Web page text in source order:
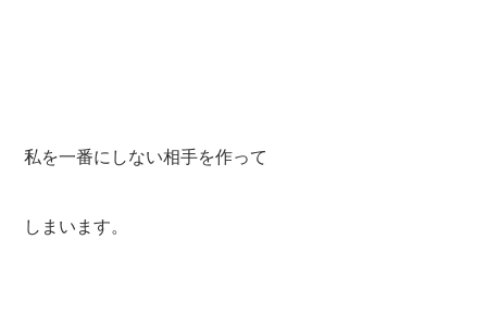
私を一番にしない相手を作って
しまいます。